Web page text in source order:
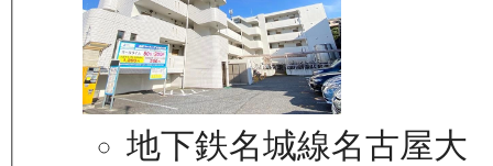
地下鉄名城線名古屋大